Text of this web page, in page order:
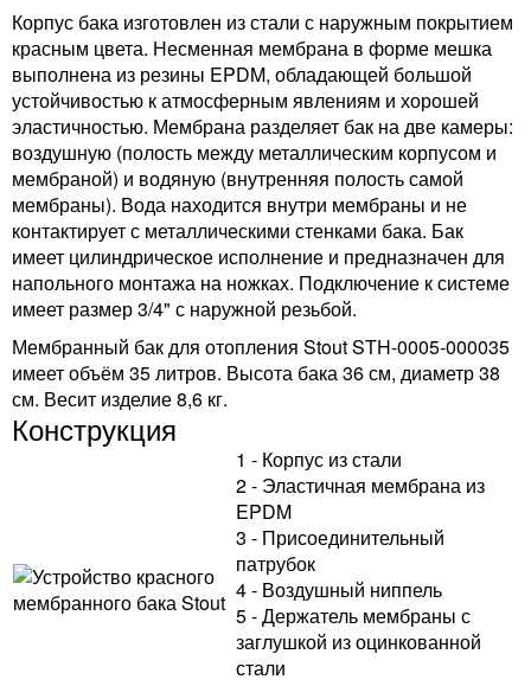
Корпус бака изготовлен из стали с наружным покрытием
красным цвета. Несменная мембрана в форме мешка
выполнена из резины EPDM, обладающей большой
устойчивостью к атмосферным явлениям и хорошей
эластичностью. Мембрана разделяет бак на две камеры:
воздушную (полость между металлическим корпусом и
мембраной) и водяную (внутренняя полость самой
мембраны). Вода находится внутри мембраны и не
контактирует с металлическими стенками бака. Бак
имеет цилиндрическое исполнение и предназначен для
напольного монтажа на ножках. Подключение к системе
имеет размер 3/4" с наружной резьбой.
Мембранный бак для отопления Stout STH-0005-000035
имеет объём 35 литров. Высота бака 36 см, диаметр 38
см. Весит изделие 8,6 кг.
Конструкция
1 - Корпус из стали
2 - Эластичная мембрана из
EPDM
3 - Присоединительный
патрубок
4 - Воздушный ниппель
5 - Держатель мембраны с
заглушкой из оцинкованной
стали